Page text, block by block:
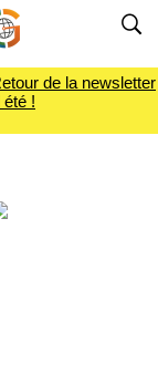
de la newsletter
été !